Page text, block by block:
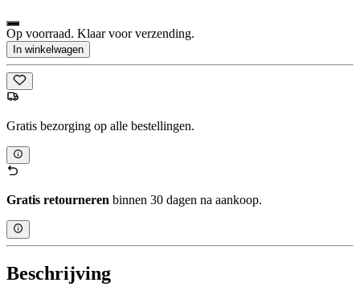
Op voorraad. Klaar voor verzending.
In winkelwagen
Gratis bezorging op alle bestellingen.
Gratis retourneren binnen 30 dagen na aankoop.
Beschrijving